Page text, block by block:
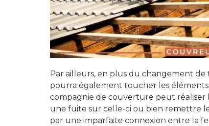
Par ailleurs, en plus du changement
pourra également toucher les éléments
compagnie de couverture peut réaliser
une fuite sur celle-ci ou bien remettre
par une imparfaite connexion entre la